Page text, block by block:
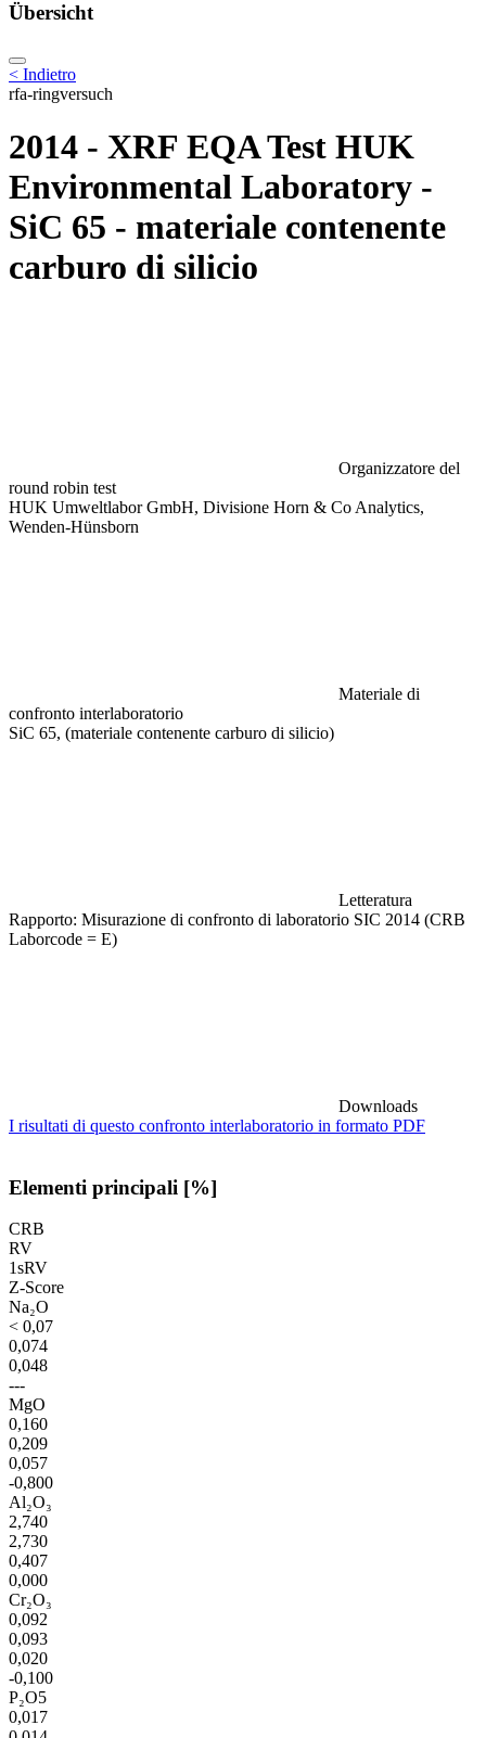
Übersicht
< Indietro
rfa-ringversuch
2014 - XRF EQA Test HUK
Environmental Laboratory -
SiC 65 - materiale contenente
carburo di silicio
Organizzatore del
round robin test
HUK Umweltlabor GmbH, Divisione Horn & Co Analytics,
Wenden-Hünsborn
Materiale di
confronto interlaboratorio
SiC 65, (materiale contenente carburo di silicio)
Letteratura
Rapporto: Misurazione di confronto di laboratorio SIC 2014 (CRB
Laborcode = E)
Downloads
I risultati di questo confronto interlaboratorio in formato PDF
Elementi principali [%]
CRB
RV
1sRV
Z-Score
Na₂O
< 0,07
0,074
0,048
---
MgO
0,160
0,209
0,057
-0,800
Al₂O₃
2,740
2,730
0,407
0,000
Cr₂O₃
0,092
0,093
0,020
-0,100
P₂O5
0,017